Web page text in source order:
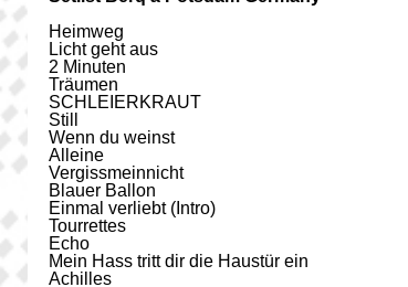
Heimweg
Licht geht aus
2 Minuten
Träumen
SCHLEIERKRAUT
Still
Wenn du weinst
Alleine
Vergissmeinnicht
Blauer Ballon
Einmal verliebt (Intro)
Tourrettes
Echo
Mein Hass tritt dir die Haustür ein
Achilles